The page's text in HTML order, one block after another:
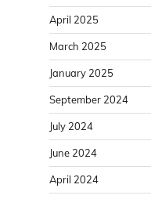
April 2025
March 2025
January 2025
September 2024
July 2024
June 2024
April 2024